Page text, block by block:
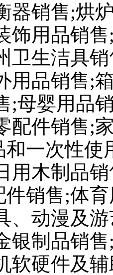
器销售;烘
饰用品销
卫生洁具
用品销售;
;母婴用品
配件销售;
一次性使
用木制品
销售;体
、动漫及
银制品销
软硬件及